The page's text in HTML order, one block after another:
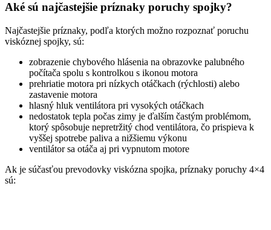
Aké sú najčastejšie príznaky poruchy spojky?
Najčastejšie príznaky, podľa ktorých možno rozpoznať poruchu
viskóznej spojky, sú:
zobrazenie chybového hlásenia na obrazovke palubného
počítača spolu s kontrolkou s ikonou motora
prehriatie motora pri nízkych otáčkach (rýchlosti) alebo
zastavenie motora
hlasný hluk ventilátora pri vysokých otáčkach
nedostatok tepla počas zimy je ďalším častým problémom,
ktorý spôsobuje nepretržitý chod ventilátora, čo prispieva k
vyššej spotrebe paliva a nižšiemu výkonu
ventilátor sa otáča aj pri vypnutom motore
Ak je súčasťou prevodovky viskózna spojka, príznaky poruchy 4×4
sú: